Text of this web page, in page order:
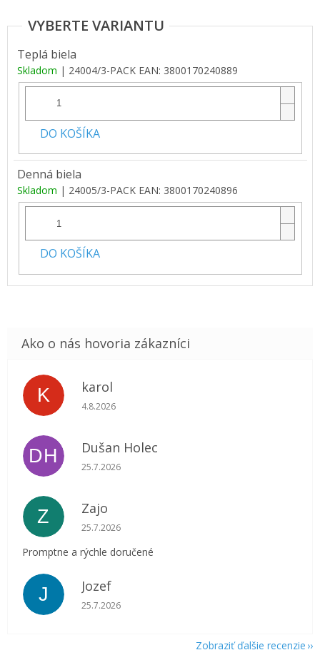
Teplá biela
Skladom | 24004/3-PACK EAN: 3800170240889
DO KOŠÍKA
Denná biela
Skladom | 24005/3-PACK EAN: 3800170240896
DO KOŠÍKA
K karol
Hodnotenie obchodu je 5 z 5 hviezdičiek.
4.8.2026
DH Dušan Holec
Hodnotenie obchodu je 5 z 5 hviezdičiek.
25.7.2026
Z Zajo
Hodnotenie obchodu je 5 z 5 hviezdičiek.
25.7.2026
Promptne a rýchle doručené
J Jozef
Hodnotenie obchodu je 5 z 5 hviezdičiek.
25.7.2026
Zobraziť ďalšie recenzie